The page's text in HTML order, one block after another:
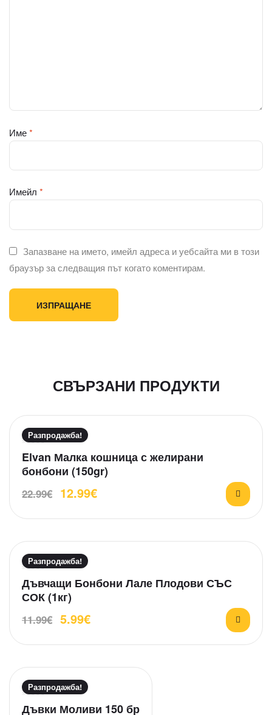
Име*
Имейл *
Запазване на името, имейл адреса и уебсайта ми в този
браузър за следващия път когато коментирам.
СВЪРЗАНИ ПРОДУКТИ
Разпродажба!
О
е
н
н
н
а
0
о
т
Elvan Малка кошница с желирани
бонбони (150gr)
22.99€ 12.99€
Разпродажба!
О
ц
е
н
н
н
а
0
о
Дъвчащи Бонбони Лале Плодови СЪС
СОК (1кг)
11.99€ 5.99€
Разпродажба!
О
Дъвки Моливи 150 бр